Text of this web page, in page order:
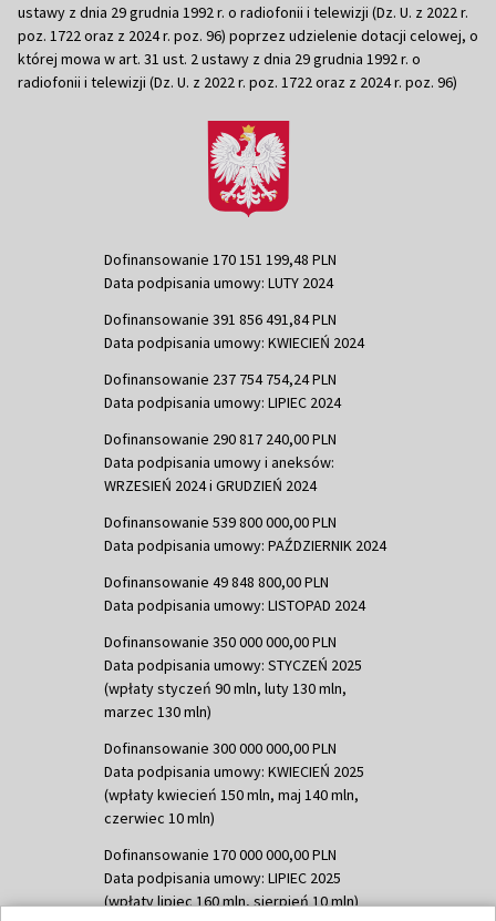
ustawy z dnia 29 grudnia 1992 r. o radiofonii i telewizji (Dz. U. z 2022 r.
poz. 1722 oraz z 2024 r. poz. 96) poprzez udzielenie dotacji celowej, o
której mowa w art. 31 ust. 2 ustawy z dnia 29 grudnia 1992 r. o
radiofonii i telewizji (Dz. U. z 2022 r. poz. 1722 oraz z 2024 r. poz. 96)
Dofinansowanie 170 151 199,48 PLN
Data podpisania umowy: LUTY 2024
Dofinansowanie 391 856 491,84 PLN
Data podpisania umowy: KWIECIEŃ 2024
Dofinansowanie 237 754 754,24 PLN
Data podpisania umowy: LIPIEC 2024
Dofinansowanie 290 817 240,00 PLN
Data podpisania umowy i aneksów:
WRZESIEŃ 2024 i GRUDZIEŃ 2024
Dofinansowanie 539 800 000,00 PLN
Data podpisania umowy: PAŹDZIERNIK 2024
Dofinansowanie 49 848 800,00 PLN
Data podpisania umowy: LISTOPAD 2024
Dofinansowanie 350 000 000,00 PLN
Data podpisania umowy: STYCZEŃ 2025
(wpłaty styczeń 90 mln, luty 130 mln,
marzec 130 mln)
Dofinansowanie 300 000 000,00 PLN
Data podpisania umowy: KWIECIEŃ 2025
(wpłaty kwiecień 150 mln, maj 140 mln,
czerwiec 10 mln)
Dofinansowanie 170 000 000,00 PLN
Data podpisania umowy: LIPIEC 2025
(wpłaty lipiec 160 mln, sierpień 10 mln)